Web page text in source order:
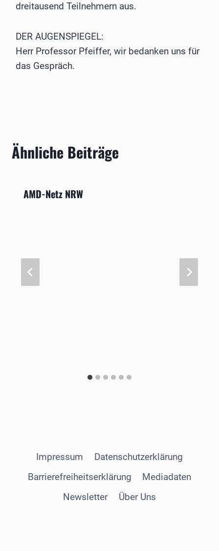
dreitausend Teilnehmern aus.
DER AUGENSPIEGEL:
Herr Professor Pfeiffer, wir bedanken uns für
das Gespräch.
Ähnliche Beiträge
AMD-Netz NRW
Impressum
Datenschutzerklärung
Barrierefreiheitserklärung
Mediadaten
Newsletter
Über Uns